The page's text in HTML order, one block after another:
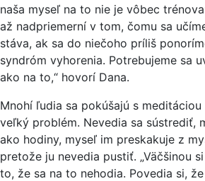
naša myseľ na to nie je vôbec
až nadpriemerní v tom, čomu sa
stáva, ak sa do niečoho príliš
syndróm vyhorenia. Potrebujeme sa
ako na to,“ hovorí Dana.
Mnohí ľudia sa pokúšajú s
veľký problém. Nevedia sa sústrediť,
ako hodiny, myseľ im preskakuje z
pretože ju nevedia pustiť. „Väčšinou
to, že sa na to nehodia. Povedia si,